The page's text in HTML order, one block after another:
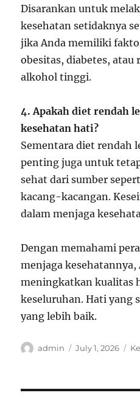
Disarankan untuk
kesehatan setidaknya
jika Anda memiliki
obesitas, diabetes, atau
alkohol tinggi.
4. Apakah diet rendah
kesehatan hati?
Sementara diet rendah
penting juga untuk
sehat dari sumber
kacang-kacangan.
dalam menjaga
Dengan memahami
menjaga kesehatannya,
meningkatkan kualitas
keseluruhan. Hati yang
yang lebih baik.
Author
admin
Posted
July 1, 2026